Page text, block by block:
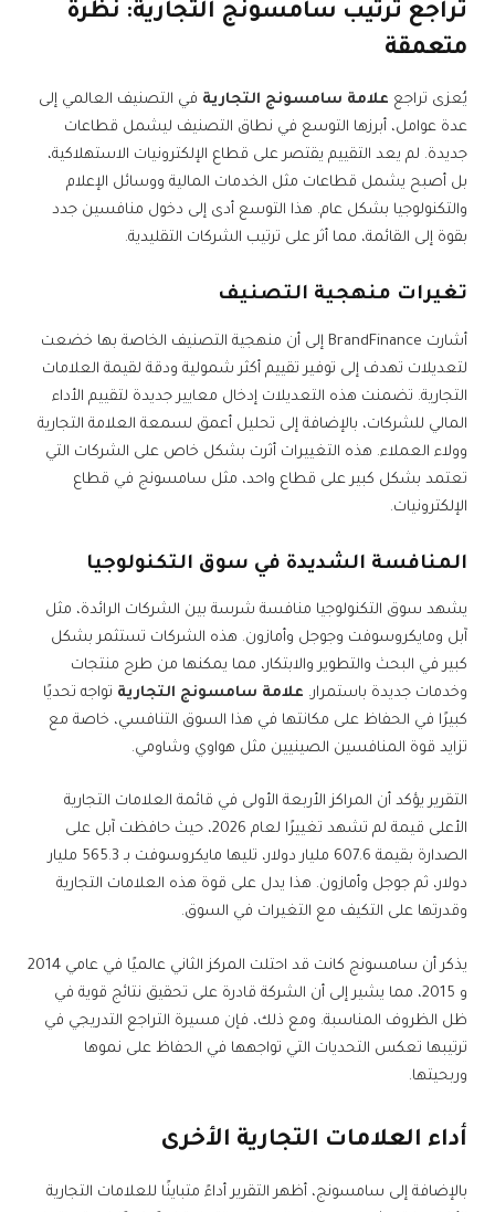
تراجع ترتيب سامسونج التجارية: نظرة
متعمقة
يُعزى تراجع علامة سامسونج التجارية في التصنيف العالمي إلى
عدة عوامل، أبرزها التوسع في نطاق التصنيف ليشمل قطاعات
جديدة. لم يعد التقييم يقتصر على قطاع الإلكترونيات الاستهلاكية،
بل أصبح يشمل قطاعات مثل الخدمات المالية ووسائل الإعلام
والتكنولوجيا بشكل عام. هذا التوسع أدى إلى دخول منافسين جدد
بقوة إلى القائمة، مما أثر على ترتيب الشركات التقليدية.
تغيرات منهجية التصنيف
أشارت BrandFinance إلى أن منهجية التصنيف الخاصة بها خضعت
لتعديلات تهدف إلى توفير تقييم أكثر شمولية ودقة لقيمة العلامات
التجارية. تضمنت هذه التعديلات إدخال معايير جديدة لتقييم الأداء
المالي للشركات، بالإضافة إلى تحليل أعمق لسمعة العلامة التجارية
وولاء العملاء. هذه التغييرات أثرت بشكل خاص على الشركات التي
تعتمد بشكل كبير على قطاع واحد، مثل سامسونج في قطاع
الإلكترونيات.
المنافسة الشديدة في سوق التكنولوجيا
يشهد سوق التكنولوجيا منافسة شرسة بين الشركات الرائدة، مثل
آبل ومايكروسوفت وجوجل وأمازون. هذه الشركات تستثمر بشكل
كبير في البحث والتطوير والابتكار، مما يمكنها من طرح منتجات
وخدمات جديدة باستمرار. علامة سامسونج التجارية تواجه تحديًا
كبيرًا في الحفاظ على مكانتها في هذا السوق التنافسي، خاصة مع
تزايد قوة المنافسين الصينيين مثل هواوي وشاومي.
التقرير يؤكد أن المراكز الأربعة الأولى في قائمة العلامات التجارية
الأعلى قيمة لم تشهد تغييرًا لعام 2026، حيث حافظت آبل على
الصدارة بقيمة 607.6 مليار دولار، تليها مايكروسوفت بـ 565.3 مليار
دولار، ثم جوجل وأمازون. هذا يدل على قوة هذه العلامات التجارية
وقدرتها على التكيف مع التغيرات في السوق.
يذكر أن سامسونج كانت قد احتلت المركز الثاني عالميًا في عامي 2014
و 2015، مما يشير إلى أن الشركة قادرة على تحقيق نتائج قوية في
ظل الظروف المناسبة. ومع ذلك، فإن مسيرة التراجع التدريجي في
ترتيبها تعكس التحديات التي تواجهها في الحفاظ على نموها
وربحيتها.
أداء العلامات التجارية الأخرى
بالإضافة إلى سامسونج، أظهر التقرير أداءً متباينًا للعلامات التجارية